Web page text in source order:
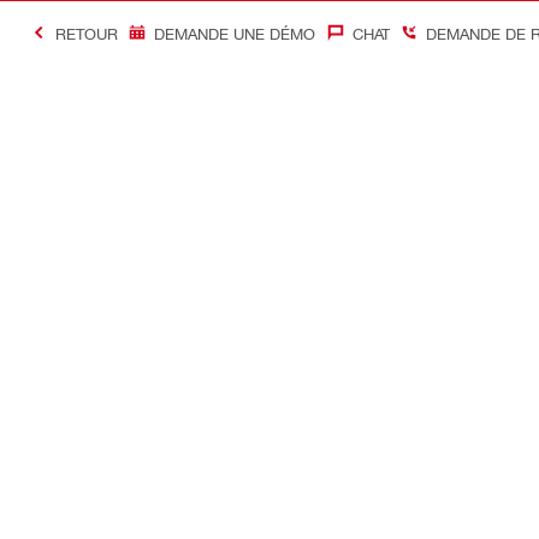
RETOUR DEMANDE UNE DÉMO CHAT DEMANDE DE